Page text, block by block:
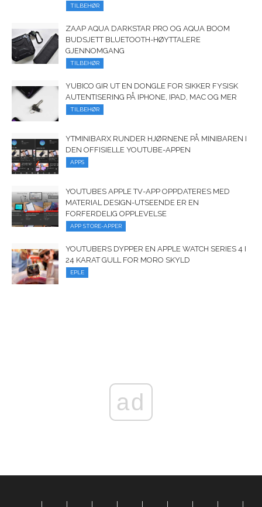
TILBEHØR
ZAAP AQUA DARKSTAR PRO OG AQUA BOOM
BUDSJETT BLUETOOTH-HØYTTALERE
GJENNOMGANG
TILBEHØR
YUBICO GIR UT EN DONGLE FOR SIKKER FYSISK
AUTENTISERING PÅ IPHONE, IPAD, MAC OG MER
TILBEHØR
YTMINIBARX RUNDER HJØRNENE PÅ MINIBAREN I
DEN OFFISIELLE YOUTUBE-APPEN
APPS
YOUTUBES APPLE TV-APP OPPDATERES MED
MATERIAL DESIGN-UTSEENDE ER EN
FORFERDELIG OPPLEVELSE
APP STORE-APPER
YOUTUBERS DYPPER EN APPLE WATCH SERIES 4 I
24 KARAT GULL FOR MORO SKYLD
EPLE
ad